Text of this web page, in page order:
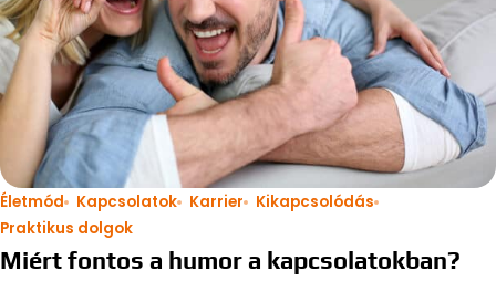
Életmód Kapcsolatok Karrier
Kikapcsolódás
Praktikus dolgok
Miért fontos a humor a kapcsolatokban?